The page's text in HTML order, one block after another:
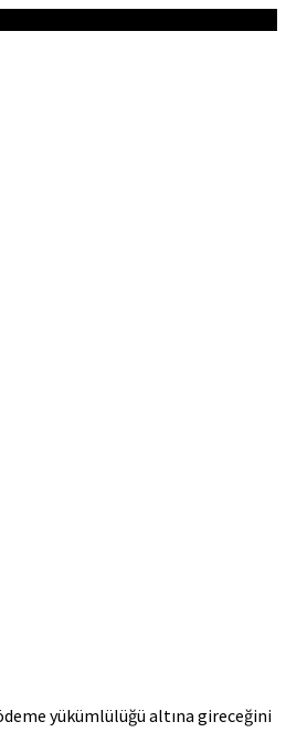
yükümlülüğü altına gireceğini